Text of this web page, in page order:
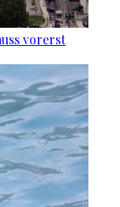
vorerst